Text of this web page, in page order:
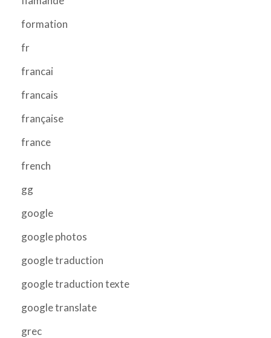
formation
fr
francai
francais
française
france
french
gg
google
google photos
google traduction
google traduction texte
google translate
grec